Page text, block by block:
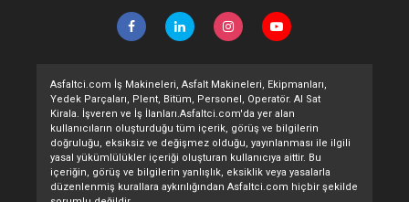
Asfaltci.com İş Makineleri, Asfalt Makineleri, Ekipmanları,
Yedek Parçaları, Plent, Bitüm, Personel, Operatör. Al Sat
Kirala. İşveren ve İş İlanları.Asfaltci.com'da yer alan
kullanıcıların oluşturduğu tüm içerik, görüş ve bilgilerin
doğruluğu, eksiksiz ve değişmez olduğu, yayınlanması ile ilgili
yasal yükümlülükler içeriği oluşturan kullanıcıya aittir. Bu
içeriğin, görüş ve bilgilerin yanlışlık, eksiklik veya yasalarla
düzenlenmiş kurallara aykırılığından Asfaltci.com hiçbir şekilde